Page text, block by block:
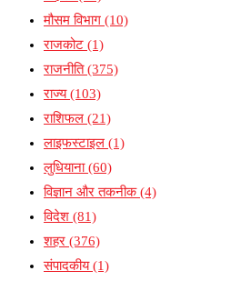
मौसम विभाग (10)
राजकोट (1)
राजनीति(375)
राज्य(103)
राशिफल (21)
लाइफस्टाइल (1)
लुधियाना(60)
विज्ञान और तकनीक(4)
विदेश (81)
शहर (376)
संपादकीय(1)